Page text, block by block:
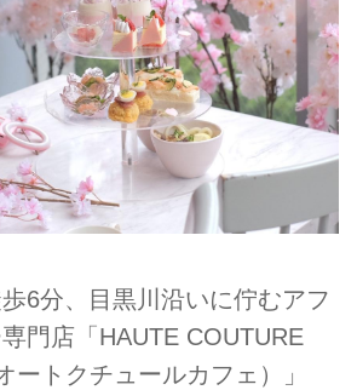
6分、目黒川沿いに佇むアフ
門店「HAUTE COUTURE
ートクチュールカフェ）」